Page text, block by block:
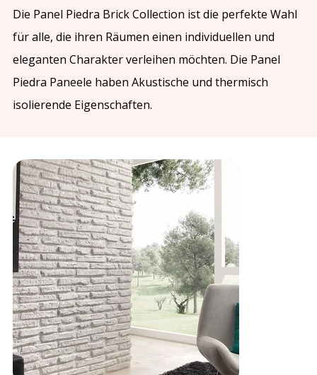
Die Panel Piedra Brick Collection ist die perfekte Wahl
für alle, die ihren Räumen einen individuellen und
eleganten Charakter verleihen möchten. Die Panel
Piedra Paneele haben Akustische und thermisch
isolierende Eigenschaften.